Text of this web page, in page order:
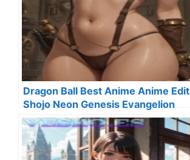
Dragon Ball Best Anime Anime Edit
Shojo Neon Genesis Evangelion